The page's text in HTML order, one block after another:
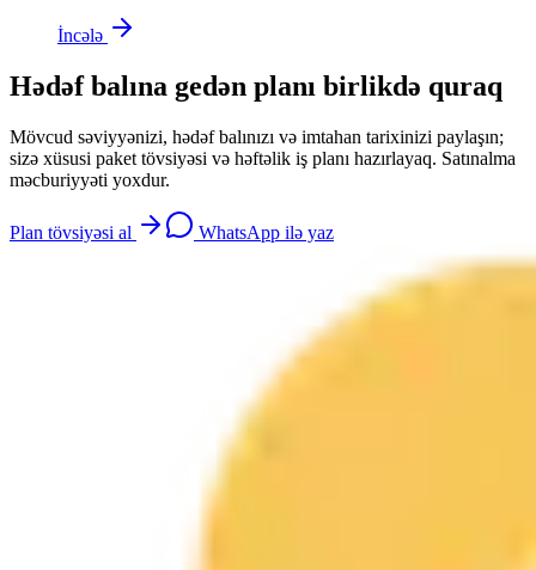
İncələ
Hədəf balına gedən planı birlikdə quraq
Mövcud səviyyənizi, hədəf balınızı və imtahan tarixinizi paylaşın;
sizə xüsusi paket tövsiyəsi və həftəlik iş planı hazırlayaq. Satınalma
məcburiyyəti yoxdur.
Plan tövsiyəsi al WhatsApp ilə yaz